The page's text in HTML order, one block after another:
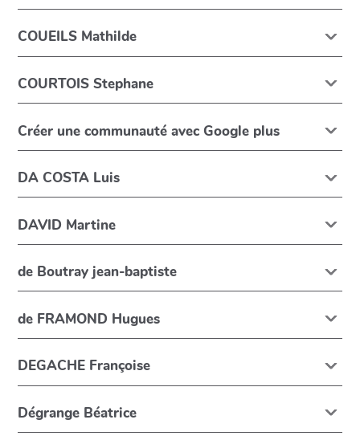
COUEILS Mathilde
COURTOIS Stephane
Créer une communauté avec Google plus
DA COSTA Luis
DAVID Martine
de Boutray jean-baptiste
de FRAMOND Hugues
DEGACHE Françoise
Dégrange Béatrice